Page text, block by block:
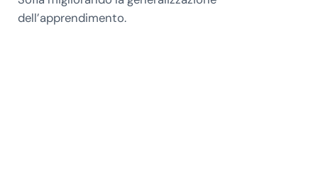
dell’apprendimento.